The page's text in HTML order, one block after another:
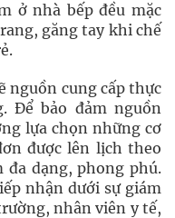
ở nhà bếp đều mặc
găng tay khi chế
nguồn cung cấp thực
Để bảo đảm nguồn
lựa chọn những cơ
được lên lịch theo
dạng, phong phú.
nhận dưới sự giám
nhân viên y tế,